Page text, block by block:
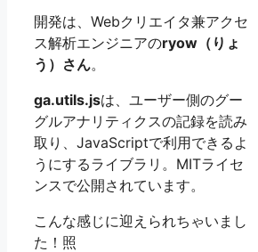
開発は、Webクリエイタ兼アクセ
ス解析エンジニアのryow（りょ
う）さん。
ga.utils.jsは、ユーザー側のグー
グルアナリティクスの記録を読み
取り、JavaScriptで利用できるよ
うにするライブラリ。MITライセ
ンスで公開されています。
こんな感じに迎えられちゃいまし
た！ 照